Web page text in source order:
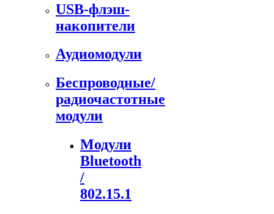
USB-флэш-
накопители
Аудиомодули
Беспроводные/
радиочастотные
модули
Модули
Bluetooth
/
802.15.1